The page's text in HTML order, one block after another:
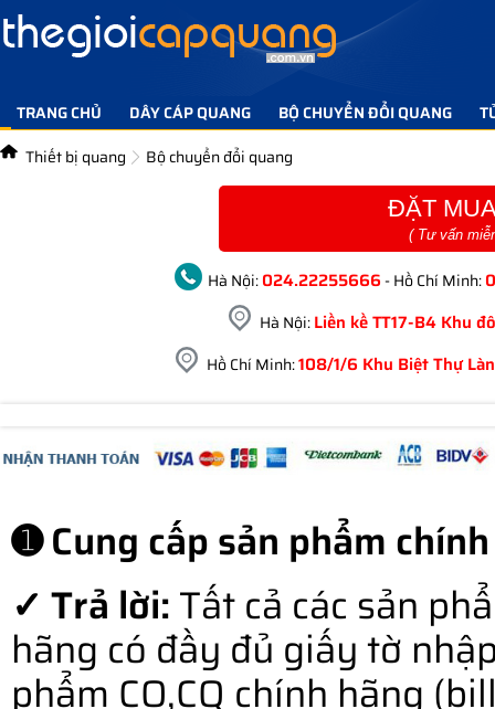
TRANG CHỦ DÂY CÁP QUANG BỘ CHUYỂN ĐỔI QUANG
TIN TỨC GIẢI PHÁP
LIÊN HỆ
Thiết bị quang Bộ chuyển đổi quang
ĐẶT
( Tư vấn
Hà Nội:024.22255666 - Hồ Chí Minh:
Hà Nội:Liền kề TT17-B4 Khu
Hồ Chí Minh:108/1/6 Khu Biệt Thự
➊ Cung cấp sản phẩm
✓ Trả lời:Tất cả các sản
hãng có đầy đủ giấy tờ
phẩm CO,CQ chính hãng